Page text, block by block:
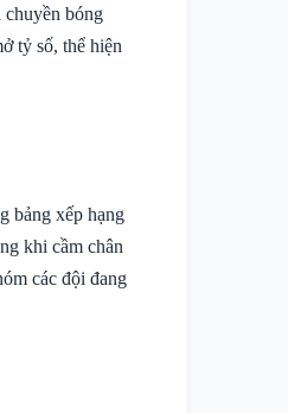
chuyền bóng
tỷ số, thể hiện
bảng xếp hạng
khi cầm chân
các đội đang